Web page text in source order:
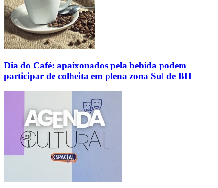
Dia do Café: apaixonados pela bebida podem
participar de colheita em plena zona Sul de BH